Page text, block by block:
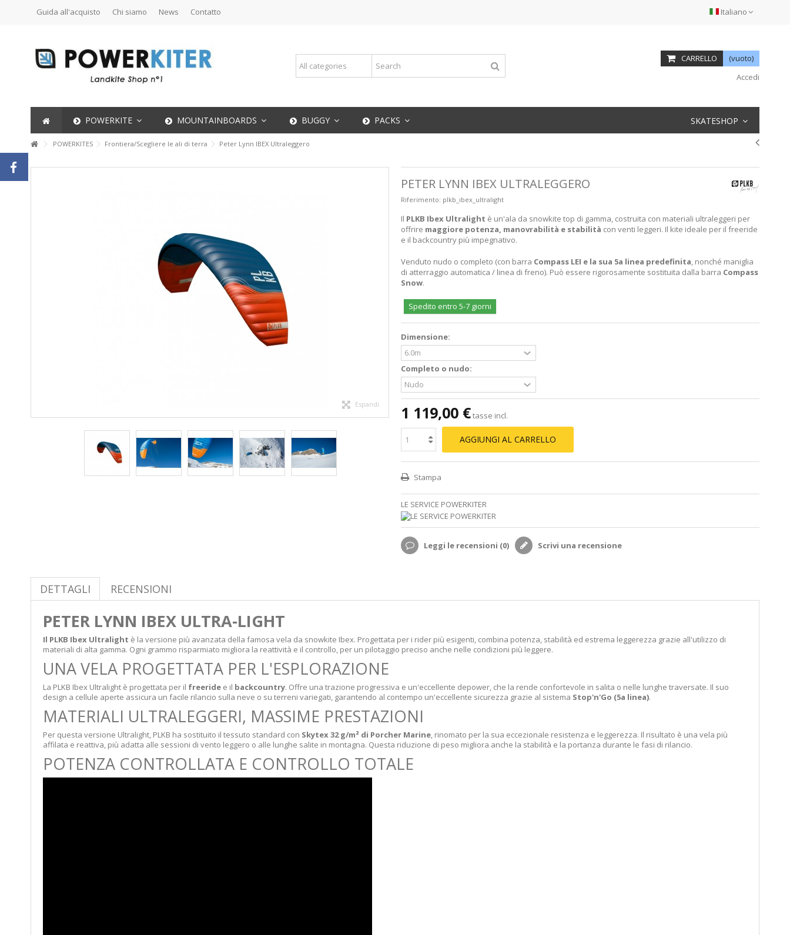
Italiano
Guida all'acquisto Chi siamo News Contatto
CARRELLO
(vuoto)
Accedi
POWERKITE MOUNTAINBOARDS BUGGY PACKS SKATESHOP
POWERKITES Frontiera/Scegliere le ali di terra Peter Lynn IBEX Ultraleggero
Espandi
PETER LYNN IBEX ULTRALEGGERO
Riferimento: plkb_ibex_ultralight
Il PLKB Ibex Ultralight è un'ala da snowkite top di gamma, costruita con materiali ultraleggeri per
offrire maggiore potenza, manovrabilità e stabilità con venti leggeri. Il kite ideale per il freeride
e il backcountry più impegnativo.
Venduto nudo o completo (con barra Compass LEI e la sua 5a linea predefinita, nonché maniglia
di atterraggio automatica / linea di freno). Può essere rigorosamente sostituita dalla barra Compass
Snow.
Spedito entro 5-7 giorni
Dimensione:
Completo o nudo:
1 119,00 €tasse incl.
AGGIUNGI AL CARRELLO
Stampa
LE SERVICE POWERKITER
Leggi le recensioni (0) Scrivi una recensione
DETTAGLI RECENSIONI
PETER LYNN IBEX ULTRA-LIGHT
Il PLKB Ibex Ultralight è la versione più avanzata della famosa vela da snowkite Ibex. Progettata per i rider più esigenti, combina potenza, stabilità ed estrema leggerezza grazie all'utilizzo di
materiali di alta gamma. Ogni grammo risparmiato migliora la reattività e il controllo, per un pilotaggio preciso anche nelle condizioni più leggere.
UNA VELA PROGETTATA PER L'ESPLORAZIONE
La PLKB Ibex Ultralight è progettata per il freeride e il backcountry. Offre una trazione progressiva e un'eccellente depower, che la rende confortevole in salita o nelle lunghe traversate. Il suo
design a cellule aperte assicura un facile rilancio sulla neve o su terreni variegati, garantendo al contempo un'eccellente sicurezza grazie al sistema Stop'n'Go (5a linea).
MATERIALI ULTRALEGGERI, MASSIME PRESTAZIONI
Per questa versione Ultralight, PLKB ha sostituito il tessuto standard con Skytex 32 g/m² di Porcher Marine, rinomato per la sua eccezionale resistenza e leggerezza. Il risultato è una vela più
affilata e reattiva, più adatta alle sessioni di vento leggero o alle lunghe salite in montagna. Questa riduzione di peso migliora anche la stabilità e la portanza durante le fasi di rilancio.
POTENZA CONTROLLATA E CONTROLLO TOTALE